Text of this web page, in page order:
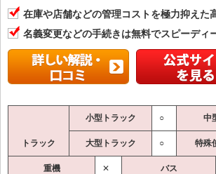
在庫や店舗などの管理コストを極力抑えた
名義変更などの手続きは無料でスピーディ
トラック
小型トラック ○ 中
大型トラック ○ 特殊
重機 ✕ バス